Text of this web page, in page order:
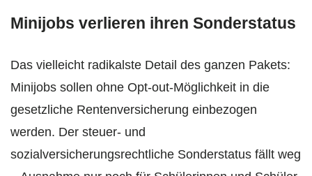
Minijobs verlieren ihren Sonderstatus
Das vielleicht radikalste Detail des ganzen Pakets:
Minijobs sollen ohne Opt-out-Möglichkeit in die
gesetzliche Rentenversicherung einbezogen
werden. Der steuer- und
sozialversicherungsrechtliche Sonderstatus fällt weg